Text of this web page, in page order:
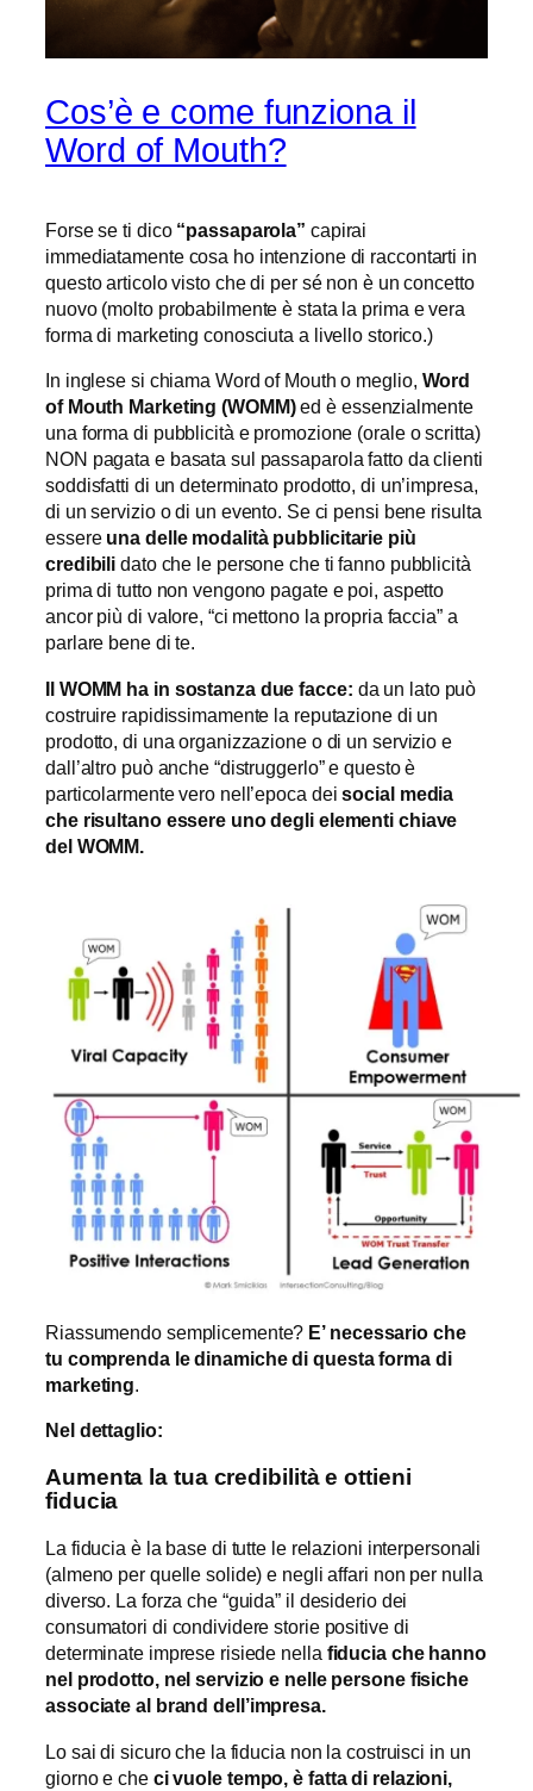
Cos’è e come funziona il
Word of Mouth?
Forse se ti dico “passaparola” capirai
immediatamente cosa ho intenzione di raccontarti in
questo articolo visto che di per sé non è un concetto
nuovo (molto probabilmente è stata la prima e vera
forma di marketing conosciuta a livello storico.)
In inglese si chiama Word of Mouth o meglio, Word
of Mouth Marketing (WOMM)ed è essenzialmente
una forma di pubblicità e promozione (orale o scritta)
NON pagata e basata sul passaparola fatto da clienti
soddisfatti di un determinato prodotto, di un’impresa,
di un servizio o di un evento. Se ci pensi bene risulta
essere una delle modalitàpubblicitarie più
credibili dato che le persone che ti fanno pubblicità
prima di tutto non vengono pagate e poi, aspetto
ancor più di valore, “ci mettono la propria faccia” a
parlare bene di te.
Il WOMM ha in sostanza due facce: da un lato può
costruire rapidissimamente la reputazione di un
prodotto, di una organizzazione o di un servizio e
dall’altro può anche “distruggerlo” e questo è
particolarmente vero nell’epoca deisocial media
che risultano essere uno degli elementi chiave
del WOMM.
Riassumendo semplicemente? E’necessario che
tu comprenda le dinamiche di questa forma di
marketing.
Nel dettaglio:
Aumenta la tua credibilitàe ottieni
fiducia
La fiducia è la base di tutte le relazioni interpersonali
(almeno per quelle solide) e negli affari non per nulla
diverso. La forza che “guida” il desiderio dei
consumatori di condividere storie positive di
determinate imprese risiede nella fiducia che hanno
nel prodotto, nel servizio e nelle persone fisiche
associate al brand dell ’impresa.
Lo sai di sicuro che la fiducia non la costruisci in un
giorno e che ci vuole tempo,è fatta di relazioni,